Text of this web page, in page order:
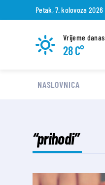
Petak, 7. kolovoza 2026
Vrijeme danas
28 C°
NASLOVNICA
“prihodi”